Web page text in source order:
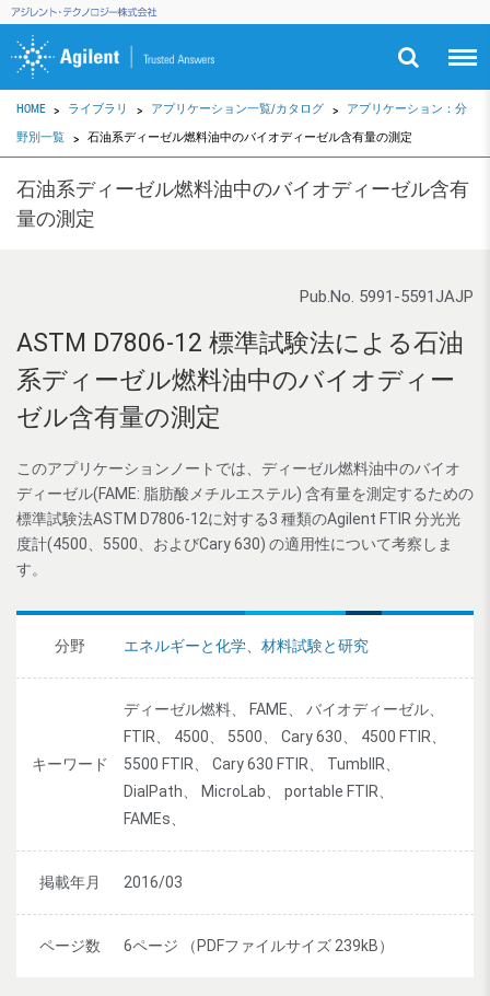
HOME ライブラリ アプリケーション一覧/カタログ
アプリケーション：分
野別一覧
石油系ディーゼル燃料油中のバイオディーゼル含有量の測定
石油系ディーゼル燃料油中のバイオディーゼル含有
量の測定
Pub.No. 5991-5591JAJP
ASTM D7806-12 標準試験法による石油
系ディーゼル燃料油中のバイオディー
ゼル含有量の測定
このアプリケーションノートでは、ディーゼル燃料油中のバイオ
ディーゼル(FAME: 脂肪酸メチルエステル) 含有量を測定するための
標準試験法ASTM D7806-12に対する3 種類のAgilent FTIR 分光光
度計(4500、5500、およびCary 630) の適用性について考察しま
す。
分野 エネルギーと化学 材料試験と研究
キーワード
ディーゼル燃料、 FAME、 バイオディーゼル、
FTIR、 4500、 5500、 Cary 630、 4500 FTIR、
5500 FTIR、 Cary 630 FTIR、 TumblIR、
DialPath、 MicroLab、 portable FTIR、
FAMEs、
掲載年月 2016/03
ページ数 6ページ （PDFファイルサイズ 239kB）